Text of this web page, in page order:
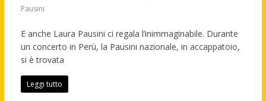
Pausini
E anche Laura Pausini ci regala l’inimmaginabile. Durante
un concerto in Perù, la Pausini nazionale, in accappatoio,
si è trovata
Leggi tutto